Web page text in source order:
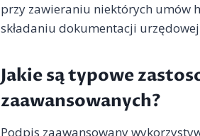
przy zawieraniu niektórych umów
składaniu dokumentacji
Jakie są typowe
zaawansowanych?
Podpis zaawansowany